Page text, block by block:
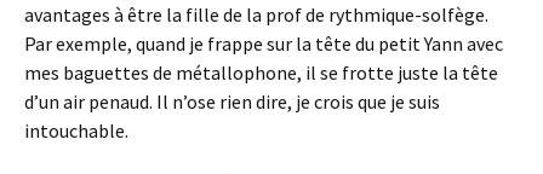
avantages à être la fille de la prof de rythmique-solfège.
Par exemple, quand je frappe sur la tête du petit Yann avec
mes baguettes de métallophone, il se frotte juste la tête
d’un air penaud. Il n’ose rien dire, je crois que je suis
intouchable.